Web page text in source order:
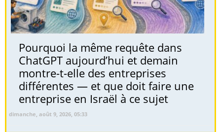
Pourquoi la même requête dans
ChatGPT aujourd’hui et demain
montre-t-elle des entreprises
différentes — et que doit faire une
entreprise en Israël à ce sujet
dimanche, août 9, 2026, 05:33